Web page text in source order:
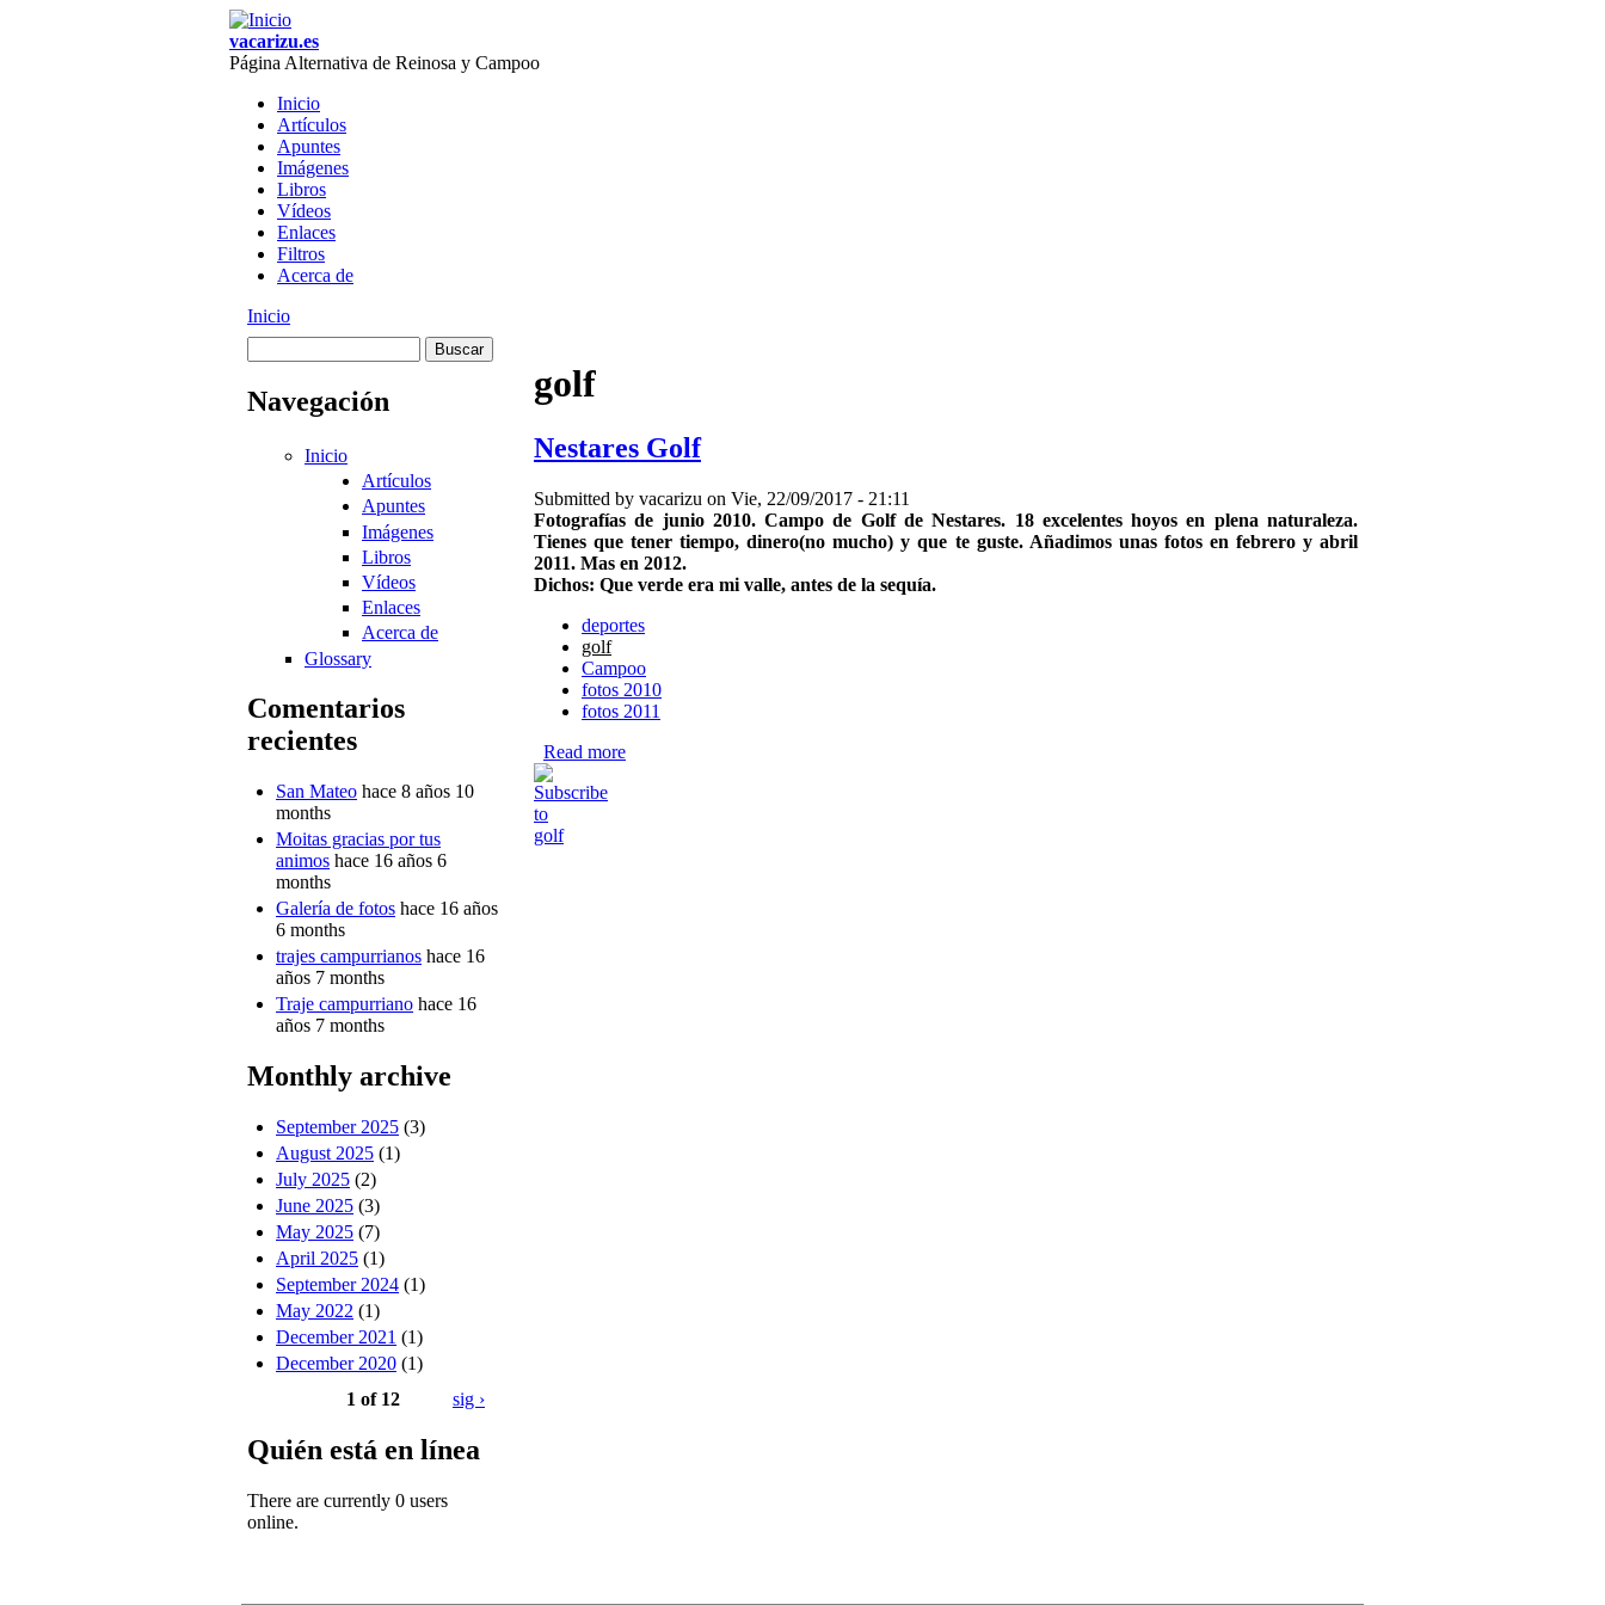
vacarizu.es
Página Alternativa de Reinosa y Campoo
Main menu
Inicio
Artículos
Apuntes
Imágenes
Libros
Vídeos
Enlaces
Filtros
Acerca de
You are here
Inicio
búsqueda
Navegación
Inicio
Artículos
Apuntes
Imágenes
Libros
Vídeos
Enlaces
Acerca de
Glossary
Comentarios
recientes
San Mateo hace 8 años 10
months
Moitas gracias por tus
animos hace 16 años 6
months
Galería de fotos hace 16 años
6 months
trajes campurrianos hace 16
años 7 months
Traje campurriano hace 16
años 7 months
Monthly archive
September 2025 (3)
August 2025 (1)
July 2025 (2)
June 2025 (3)
May 2025 (7)
April 2025 (1)
September 2024 (1)
May 2022 (1)
December 2021 (1)
December 2020 (1)
1 of 12
sig ›
Quién está en línea
There are currently 0 users
online.
golf
Nestares Golf
Submitted by vacarizu on Vie, 22/09/2017 - 21:11
Fotografías de junio 2010. Campo de Golf de Nestares. 18 excelentes hoyos en plena naturaleza.
Tienes que tener tiempo, dinero(no mucho) y que te guste. Añadimos unas fotos en febrero y abril
2011. Mas en 2012.
Dichos: Que verde era mi valle, antes de la sequía.
deportes
golf
Campoo
fotos 2010
fotos 2011
Read more